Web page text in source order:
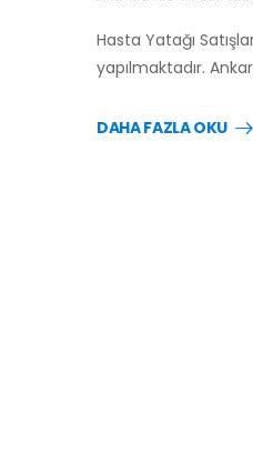
Hasta Yatağı
yapılmaktadır.
DAHA FAZLA OKU